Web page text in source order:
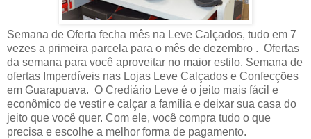
Semana de Oferta fecha mês na Leve Calçados, tudo em 7
vezes a primeira parcela para o mês de dezembro . Ofertas
da semana para você aproveitar no maior estilo. Semana de
ofertas Imperdíveis nas Lojas Leve Calçados e Confecções
em Guarapuava. O Crediário Leve é o jeito mais fácil e
econômico de vestir e calçar a família e deixar sua casa do
jeito que você quer. Com ele, você compra tudo o que
precisa e escolhe a melhor forma de pagamento.